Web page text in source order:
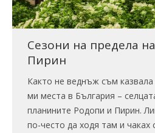
Сезони на предела
Пирин
Както не веднъж съм
ми места в България –
планините Родопи и Пирин.
по-често да ходя там и чаках